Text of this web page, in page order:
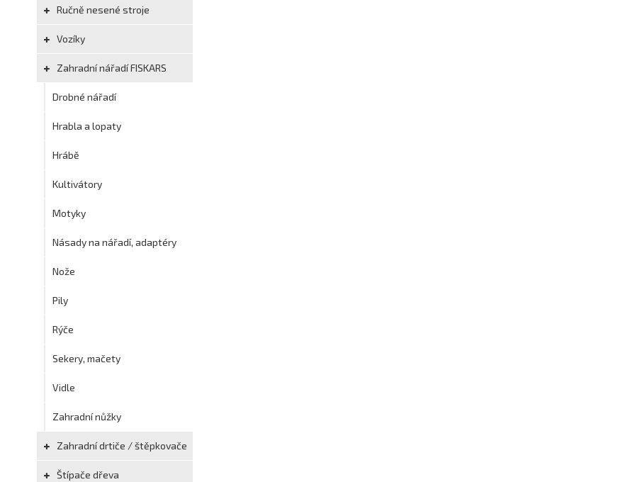
Ručně nesené stroje
Vozíky
Zahradní nářadí FISKARS
Drobné nářadí
Hrabla a lopaty
Hrábě
Kultivátory
Motyky
Násady na nářadí, adaptéry
Nože
Pily
Rýče
Sekery, mačety
Vidle
Zahradní nůžky
Zahradní drtiče / štěpkovače
Štípače dřeva